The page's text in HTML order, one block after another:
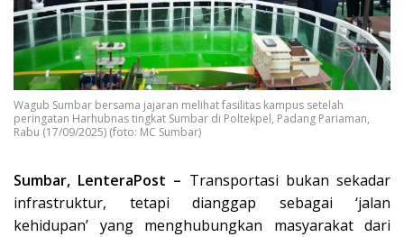
Wagub Sumbar bersama jajaran melihat fasilitas kampus setelah
peringatan Harhubnas tingkat Sumbar di Poltekpel, Padang Pariaman,
Rabu (17/09/2025) (foto: MC Sumbar)
Sumbar, LenteraPost – Transportasi bukan sekadar
infrastruktur, tetapi dianggap sebagai ‘jalan
kehidupan’ yang menghubungkan masyarakat dari